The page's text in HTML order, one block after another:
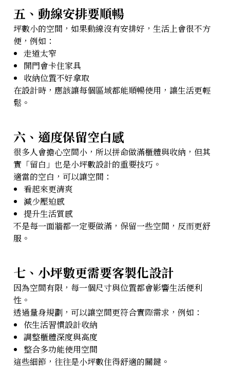
五、動線安排要順暢
坪數小的空間，如果動線沒有安排好，生活上會很不方
便，例如：
走道太窄
開門會卡住家具
收納位置不好拿取
在設計時，應該讓每個區域都能順暢使用，讓生活更輕
鬆。
六、適度保留空白感
很多人會擔心空間小，所以拼命做滿櫃體與收納，但其
實「留白」也是小坪數設計的重要技巧。
適當的空白，可以讓空間：
看起來更清爽
減少壓迫感
提升生活質感
不是每一面牆都一定要做滿，保留一些空間，反而更舒
服。
七、小坪數更需要客製化設計
因為空間有限，每一個尺寸與位置都會影響生活便利
性。
透過量身規劃，可以讓空間更符合實際需求，例如：
依生活習慣設計收納
調整櫃體深度與高度
整合多功能使用空間
這些細節，往往是小坪數住得舒適的關鍵。